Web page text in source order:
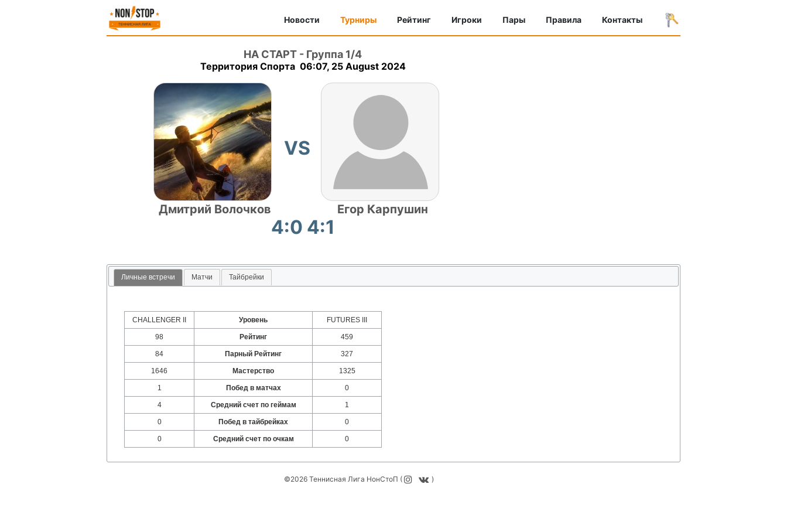
Новости Турниры Рейтинг Игроки Пары Правила Контакты
НА СТАРТ - Группа 1/4
Территория Спорта 06:07, 25 August 2024
Дмитрий Волочков
VS
Егор Карпушин
4:0 4:1
Личные встречи Матчи Тайбрейки
CHALLENGER II Уровень FUTURES III
98 Рейтинг 459
84 Парный Рейтинг 327
1646 Мастерство 1325
1 Побед в матчах 0
4 Средний счет по геймам 1
0 Побед в тайбрейках 0
0 Средний счет по очкам 0
©2026 Теннисная Лига НонСтоП ( )